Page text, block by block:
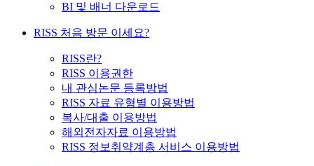
BI 및 배너 다운로드
RISS 처음 방문 이세요?
RISS란?
RISS 이용권한
내 관심논문 등록방법
RISS 자료 유형별 이용방법
복사/대출 이용방법
해외전자자료 이용방법
RISS 정보취약계층 서비스 이용방법